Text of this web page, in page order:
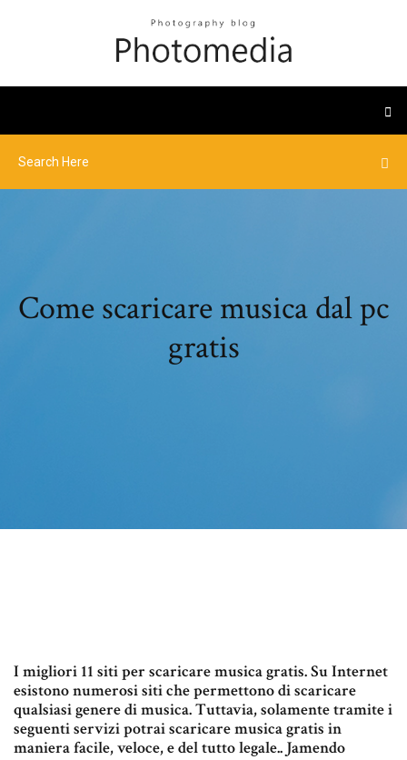
Come scaricare musica dal pc
gratis
I migliori 11 siti per scaricare musica gratis. Su Internet
esistono numerosi siti che permettono di scaricare
qualsiasi genere di musica. Tuttavia, solamente tramite i
seguenti servizi potrai scaricare musica gratis in
maniera facile, veloce, e del tutto legale.. Jamendo